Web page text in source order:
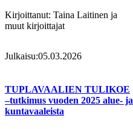
Kirjoittanut: Taina Laitinen ja
muut kirjoittajat
Julkaisu:05.03.2026
TUPLAVAALIEN TULIKOE
–tutkimus vuoden 2025 alue- ja
kuntavaaleista